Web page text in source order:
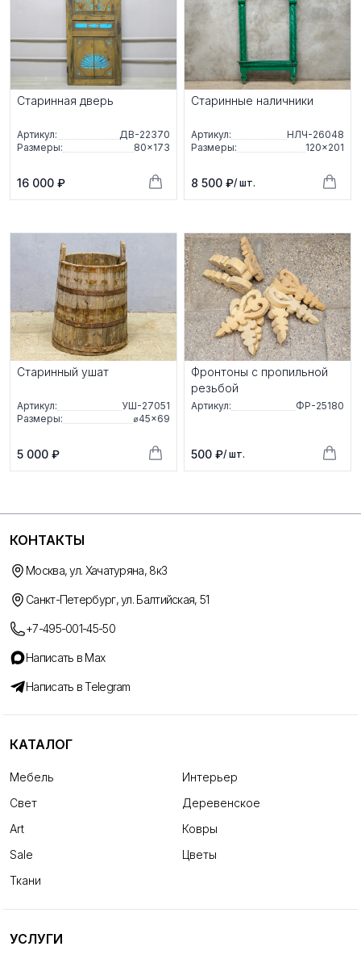
Старинная дверь
Артикул:
ДВ-22370
Размеры:
80×173
16 000 ₽
Старинные наличники
Артикул:
НЛЧ-26048
Размеры:
120×201
8 500 ₽/ шт.
Старинный ушат
Артикул:
УШ-27051
Размеры:
⌀45×69
5 000 ₽
Фронтоны с пропильной
резьбой
Артикул: ФР-25180
500 ₽/ шт.
КОНТАКТЫ
Москва, ул. Хачатуряна, 8к3
Санкт-Петербург, ул. Балтийская, 51
+7-495-001-45-50
Написать в Max
Написать в Telegram
КАТАЛОГ
Мебель
Интерьер
Свет
Деревенское
Art
Ковры
Sale
Цветы
Ткани
УСЛУГИ